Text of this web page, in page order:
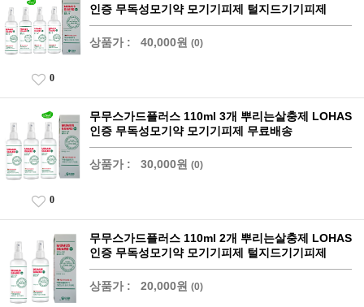
인증 무독성모기약 모기기피제 털지드기기피제
상품가 : 40,000원 (0)
0
무무스가드플러스 110ml 3개 뿌리는살충제 LOHAS
인증 무독성모기약 모기기피제 무료배송
상품가 : 30,000원 (0)
0
무무스가드플러스 110ml 2개 뿌리는살충제 LOHAS
인증 무독성모기약 모기기피제 털지드기기피제
상품가 : 20,000원 (0)